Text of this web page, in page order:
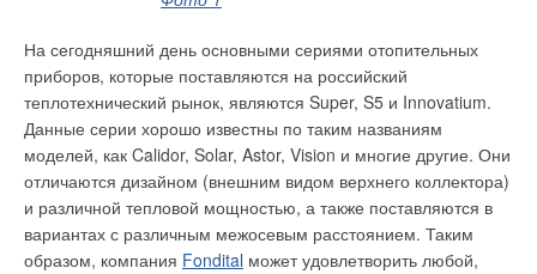
На сегодняшний день основными сериями отопительных
приборов, которые поставляются на российский
теплотехнический рынок, являются Super, S5 и Innovatium.
Данные серии хорошо известны по таким названиям
моделей, как Calidor, Solar, Astor, Vision и многие другие. Они
отличаются дизайном (внешним видом верхнего коллектора)
и различной тепловой мощностью, а также поставляются в
вариантах с различным межосевым расстоянием. Таким
образом, компания Fondital может удовлетворить любой,
Насосная группа
Huch
EnTEC
:: Расскажите о компании Huch EnTEC.
Н.С.: Компания Huch EnTEC («Хух ЭнТЕК») является
международной компанией, включающей в себя
Бытовой котел Bosch
GAZ 6000W,
производство — Россия
К главным преимуществам в области индивидуального
серии в цвете Bianco
Traffico
Радиатор Royal Themo
PianoForte дизайнерской